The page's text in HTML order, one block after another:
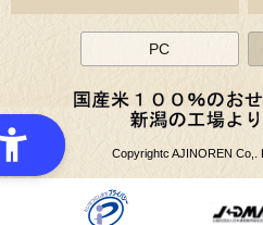
PC
Copyrightc AJINOREN Co,.